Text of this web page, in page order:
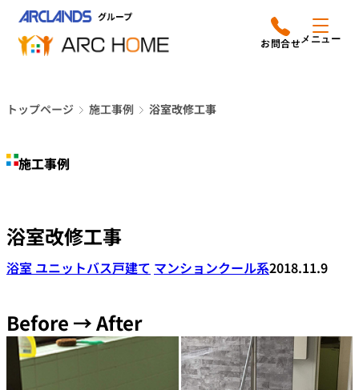
ッ
アークホームについて
施工事例
店舗案内
会社情報
よくあるご質問
サイトマップ
採用情報はこちら
メニュー
営業時間は
平日9時から18時までと
電話をかける
トップページ 施工事例 浴室改修工事
施工事例
浴室改修工事
浴室 ユニットバス戸建て マンションクール系2018.11.9
Before → After